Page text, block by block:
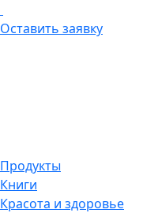
Оставить заявку
Продукты
Книги
Красота и здоровье